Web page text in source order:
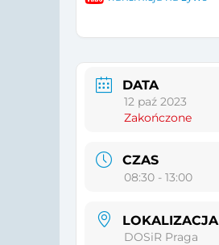
DATA
12 paź 2023
Zakończone
CZAS
08:30 - 13:00
LOKALIZACJA
DOSiR Praga